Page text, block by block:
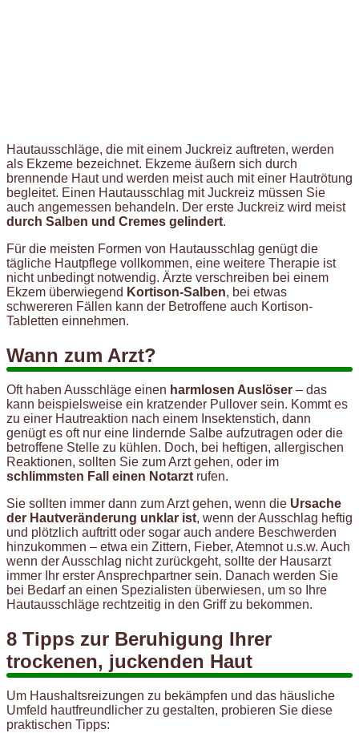
Hautausschläge, die mit einem Juckreiz auftreten, werden
als Ekzeme bezeichnet. Ekzeme äußern sich durch
brennende Haut und werden meist auch mit einer Hautrötung
begleitet. Einen Hautausschlag mit Juckreiz müssen Sie
auch angemessen behandeln. Der erste Juckreiz wird meist
durch Salben und Cremes gelindert.
Für die meisten Formen von Hautausschlag genügt die
tägliche Hautpflege vollkommen, eine weitere Therapie ist
nicht unbedingt notwendig. Ärzte verschreiben bei einem
Ekzem überwiegend Kortison-Salben, bei etwas
schwereren Fällen kann der Betroffene auch Kortison-
Tabletten einnehmen.
Wann zum Arzt?
Oft haben Ausschläge einen harmlosen Auslöser – das
kann beispielsweise ein kratzender Pullover sein. Kommt es
zu einer Hautreaktion nach einem Insektenstich, dann
genügt es oft nur eine lindernde Salbe aufzutragen oder die
betroffene Stelle zu kühlen. Doch, bei heftigen, allergischen
Reaktionen, sollten Sie zum Arzt gehen, oder im
schlimmsten Fall einen Notarzt rufen.
Sie sollten immer dann zum Arzt gehen, wenn die Ursache
der Hautveränderung unklar ist, wenn der Ausschlag heftig
und plötzlich auftritt oder sogar auch andere Beschwerden
hinzukommen – etwa ein Zittern, Fieber, Atemnot u.s.w. Auch
wenn der Ausschlag nicht zurückgeht, sollte der Hausarzt
immer Ihr erster Ansprechpartner sein. Danach werden Sie
bei Bedarf an einen Spezialisten überwiesen, um so Ihre
Hautausschläge rechtzeitig in den Griff zu bekommen.
8 Tipps zur Beruhigung Ihrer
trockenen, juckenden Haut
Um Haushaltsreizungen zu bekämpfen und das häusliche
Umfeld hautfreundlicher zu gestalten, probieren Sie diese
praktischen Tipps: